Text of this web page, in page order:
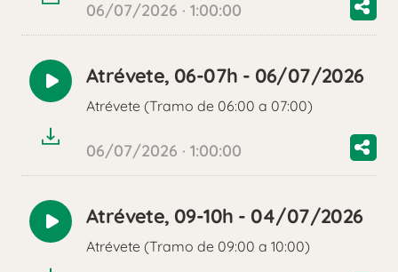
06/07/2026 · 1:00:00
Reproducir
audio
Atrévete, 06-07h - 06/07/2026
Atrévete (Tramo de 06:00 a 07:00)
06/07/2026 · 1:00:00
Reproducir
audio
Atrévete, 09-10h - 04/07/2026
Atrévete (Tramo de 09:00 a 10:00)